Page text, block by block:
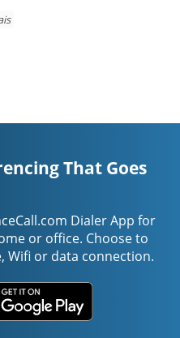
That Goes
Dialer App for
or office. Choose to
Wifi or data connection.